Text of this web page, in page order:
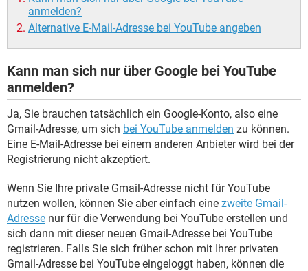
anmelden?
Alternative E-Mail-Adresse bei YouTube angeben
Kann man sich nur über Google bei YouTube
anmelden?
Ja, Sie brauchen tatsächlich ein Google-Konto, also eine
Gmail-Adresse, um sich bei YouTube anmelden zu können.
Eine E-Mail-Adresse bei einem anderen Anbieter wird bei der
Registrierung nicht akzeptiert.
Wenn Sie Ihre private Gmail-Adresse nicht für YouTube
nutzen wollen, können Sie aber einfach eine zweite Gmail-
Adresse nur für die Verwendung bei YouTube erstellen und
sich dann mit dieser neuen Gmail-Adresse bei YouTube
registrieren. Falls Sie sich früher schon mit Ihrer privaten
Gmail-Adresse bei YouTube eingeloggt haben, können die